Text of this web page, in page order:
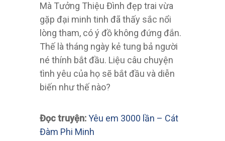
Mà Tưởng Thiệu Đình đẹp trai vừa
gặp đại minh tinh đã thấy sắc nổi
lòng tham, có ý đồ không đứng đắn.
Thế là tháng ngày kẻ tung bả người
né thính bắt đầu. Liệu câu chuyện
tình yêu của họ sẽ bắt đầu và diễn
biến như thế nào?
Đọc truyện:Yêu em 3000 lần – Cát
Đàm Phi Minh